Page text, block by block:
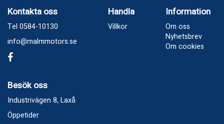
Kontakta oss
Tel 0584-10130
info@malmmotors.se
Handla
Villkor
Information
Om oss
Nyhetsbrev
Om cookies
Besök oss
Industrivägen 8, Laxå
Öppetider